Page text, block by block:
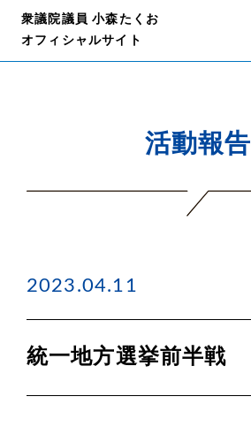
衆議院議員 小森たくお
オフィシャルサイト
活動報告
2023.04.11
統一地方選挙前半戦